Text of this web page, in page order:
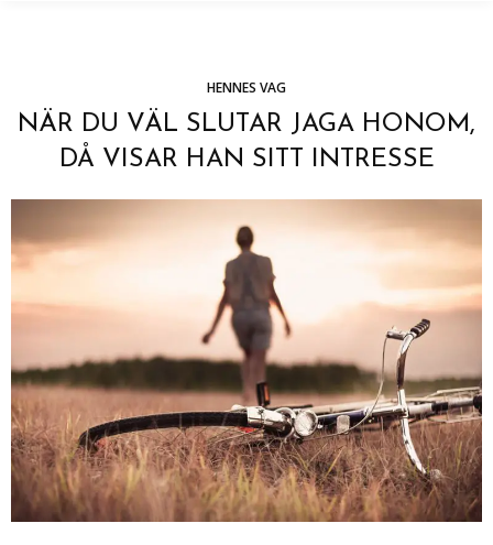
HENNES VAG
NÄR DU VÄL SLUTAR JAGA HONOM,
DÅ VISAR HAN SITT INTRESSE